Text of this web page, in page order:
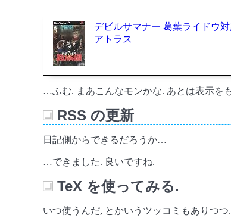
デビルサマナー 葛葉ライドウ対
アトラス
…ふむ. まあこんなモンかな. あとは表示を
RSS の更新
日記側からできるだろうか…
…できました. 良いですね.
TeX を使ってみる.
いつ使うんだ, とかいうツッコミもありつつ.